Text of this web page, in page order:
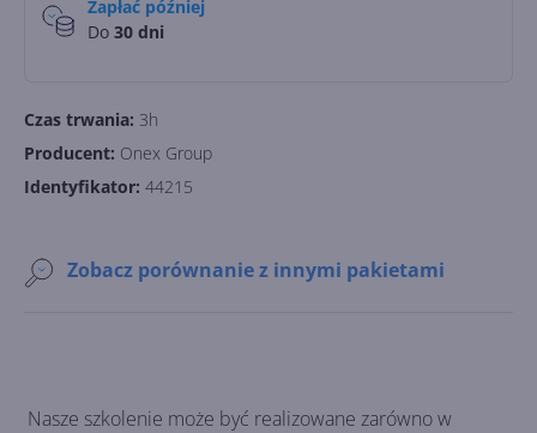
Zapłać później
Do 30 dni
Czas trwania: 3h
Producent: Onex Group
Identyfikator: 44215
Zobacz porównanie z innymi pakietami
Nasze szkolenie może być realizowane zarówno w